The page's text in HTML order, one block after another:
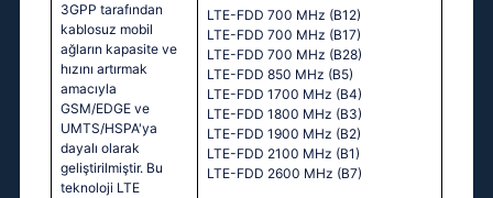
3GPP tarafından
kablosuz mobil
ağların kapasite ve
hızını artırmak
amacıyla
GSM/EDGE ve
UMTS/HSPA'ya
dayalı olarak
geliştirilmiştir. Bu
teknoloji LTE
LTE-FDD 700 MHz (B12)
LTE-FDD 700 MHz (B17)
LTE-FDD 700 MHz (B28)
LTE-FDD 850 MHz (B5)
LTE-FDD 1700 MHz (B4)
LTE-FDD 1800 MHz (B3)
LTE-FDD 1900 MHz (B2)
LTE-FDD 2100 MHz (B1)
LTE-FDD 2600 MHz (B7)